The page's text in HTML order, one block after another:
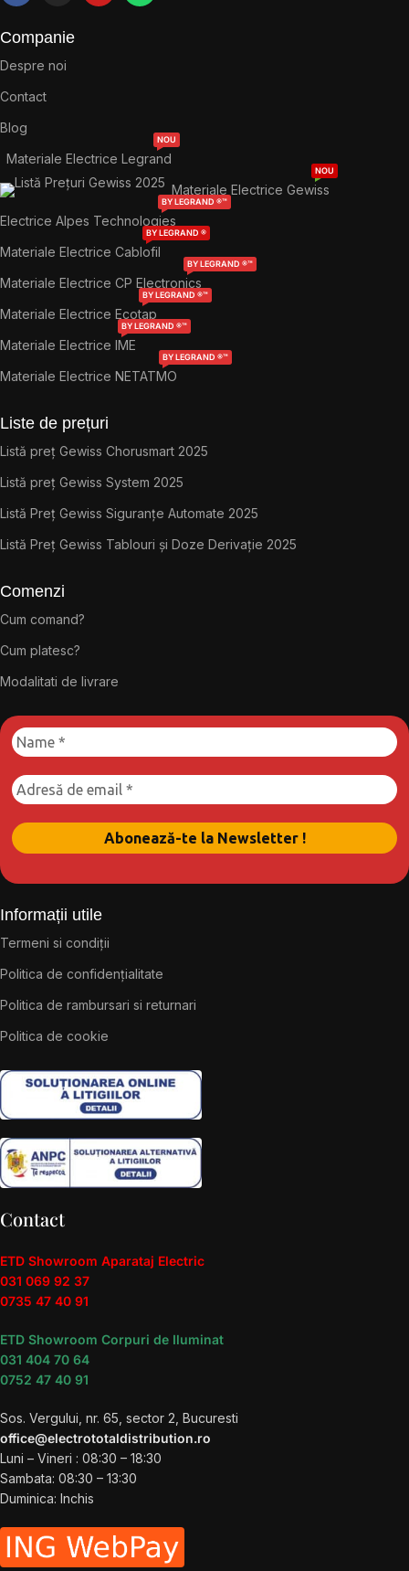
Companie
Despre noi
Contact
Blog
Materiale Electrice Legrand
NOU
Materiale Electrice Gewiss
NOU
Electrice Alpes Technologies
BY LEGRAND ®™
Materiale Electrice Cablofil
BY LEGRAND ®
Materiale Electrice CP Electronics
BY LEGRAND ®™
Materiale Electrice Ecotap
BY LEGRAND ®™
Materiale Electrice IME
BY LEGRAND ®™
Materiale Electrice NETATMO
BY LEGRAND ®™
Liste de prețuri
Listă preț Gewiss Chorusmart 2025
Listă preț Gewiss System 2025
Listă Preț Gewiss Siguranțe Automate 2025
Listă Preț Gewiss Tablouri și Doze Derivație 2025
Comenzi
Cum comand?
Cum platesc?
Modalitati de livrare
Informații utile
Termeni si condiții
Politica de confidențialitate
Politica de rambursari si returnari
Politica de cookie
Contact
ETD Showroom Aparataj Electric
031 069 92 37
0735 47 40 91
ETD Showroom Corpuri de Iluminat
031 404 70 64
0752 47 40 91
Sos. Vergului, nr. 65, sector 2, Bucuresti
office@electrototaldistribution.ro
Luni – Vineri : 08:30 – 18:30
Sambata: 08:30 – 13:30
Duminica: Inchis